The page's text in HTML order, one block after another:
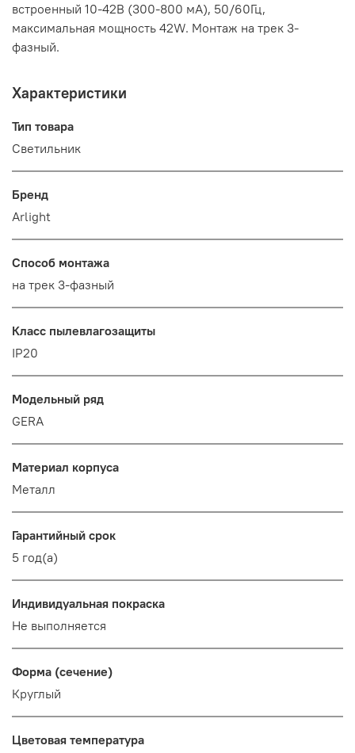
встроенный 10-42В (300-800 мА), 50/60Гц,
максимальная мощность 42W. Монтаж на трек 3-
фазный.
Характеристики
Тип товара
Светильник
Бренд
Arlight
Способ монтажа
на трек 3-фазный
Класс пылевлагозащиты
IP20
Модельный ряд
GERA
Материал корпуса
Металл
Гарантийный срок
5 год(а)
Индивидуальная покраска
Не выполняется
Форма (сечение)
Круглый
Цветовая температура